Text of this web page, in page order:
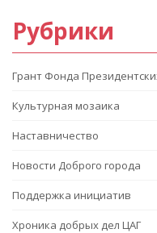
Рубрики
Грант Фонда
Культурная мозаика
Наставничество
Новости Доброго города
Поддержка инициатив
Хроника добрых дел ЦАГ